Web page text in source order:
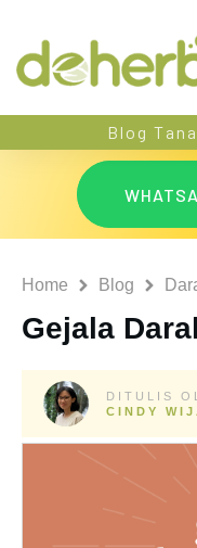
Blog
Home Blog
Gejala
DITULIS
CINDY